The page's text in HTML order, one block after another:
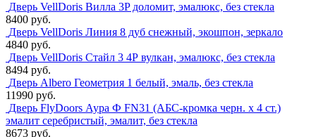
Дверь VellDoris Вилла 3P доломит, эмалюкс, без стекла
8400 руб.
Дверь VellDoris Линия 8 дуб снежный, экошпон, зеркало
4840 руб.
Дверь VellDoris Стайл 3 4Р вулкан, эмалюкс, без стекла
8494 руб.
Дверь Albero Геометрия 1 белый, эмаль, без стекла
11990 руб.
Дверь FlyDoors Аура Ф FN31 (АБС-кромка черн. х 4 ст.)
эмалит серебристый, эмалит, без стекла
8673 руб.